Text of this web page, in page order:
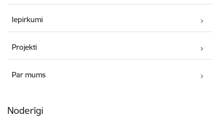
Iepirkumi
Projekti
Par mums
Noderīgi